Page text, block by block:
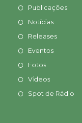
Publicações
Notícias
Releases
Eventos
Fotos
Vídeos
Spot de Rádio